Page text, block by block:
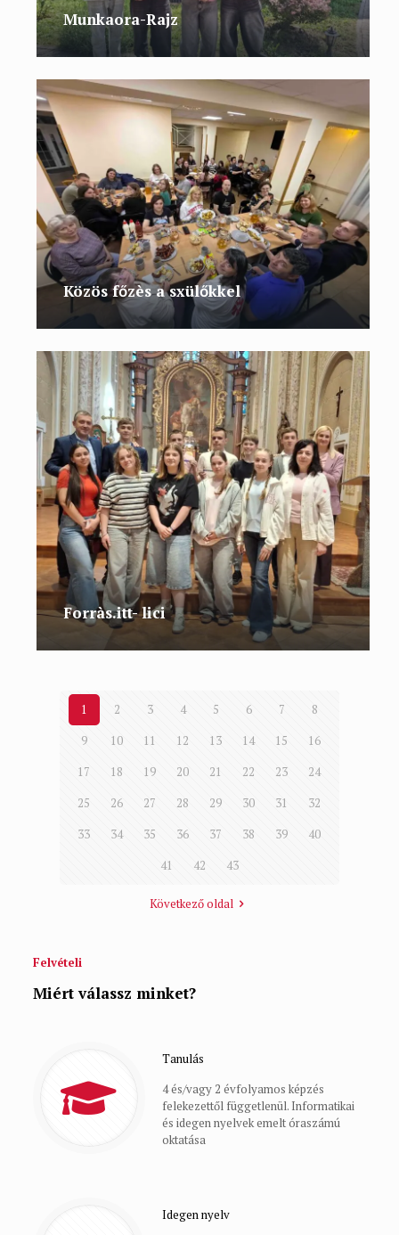
Munkaora-Rajz
Közös főzès a sxülőkkel
Forràs.itt- lici
1 2 3 4 5 6 7
8
9
10 11 12 13 14 15
16
17
18 19 20 21 22 23
24
25
26 27 28 29 30 31
32
33
34 35 36 37 38 39
40
41
42 43
Következő oldal
Felvételi
Miért válassz minket?
Tanulás
4 és/vagy 2 évfolyamos képzés
felekezettől függetlenül. Informatikai
és idegen nyelvek emelt óraszámú
oktatása
Idegen nyelv